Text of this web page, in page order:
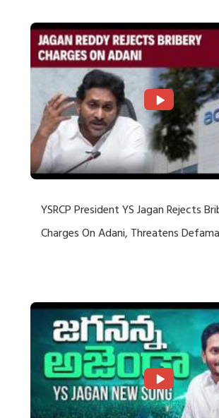
YSRCP President YS Jagan Rejects
Charges On Adani, Threatens